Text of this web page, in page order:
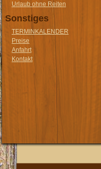
Urlaub ohne Reiten
Sonstiges
TERMINKALENDER
Preise
Anfahrt
Kontakt